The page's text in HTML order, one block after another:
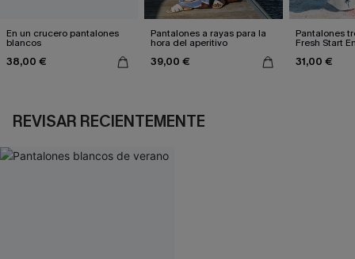
En un crucero pantalones
blancos
38,00 €
Pantalones a rayas para la
hora del aperitivo
39,00 €
Pantalones
Fresh Start
31,00 €
REVISAR RECIENTEMENTE